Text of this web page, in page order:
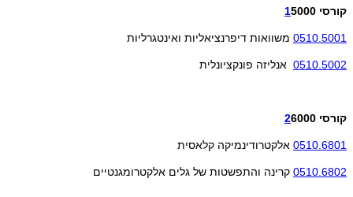
קורסי 15000
0510.5001 משוואות דיפרנציאליות ואינטגרליות
0510.5002 אנליזה פונקציונלית
קורסי 26000
0510.6801 אלקטרודינמיקה קלאסית
0510.6802 קרינה והתפשטות של גלים אלקטרומגנטיים